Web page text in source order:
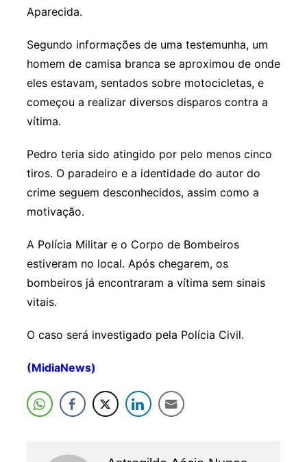
Aparecida.
Segundo informações de uma testemunha, um
homem de camisa branca se aproximou de onde
eles estavam, sentados sobre motocicletas, e
começou a realizar diversos disparos contra a
vítima.
Pedro teria sido atingido por pelo menos cinco
tiros. O paradeiro e a identidade do autor do
crime seguem desconhecidos, assim como a
motivação.
A Polícia Militar e o Corpo de Bombeiros
estiveram no local. Após chegarem, os
bombeiros já encontraram a vítima sem sinais
vitais.
O caso será investigado pela Polícia Civil.
(MidiaNews)